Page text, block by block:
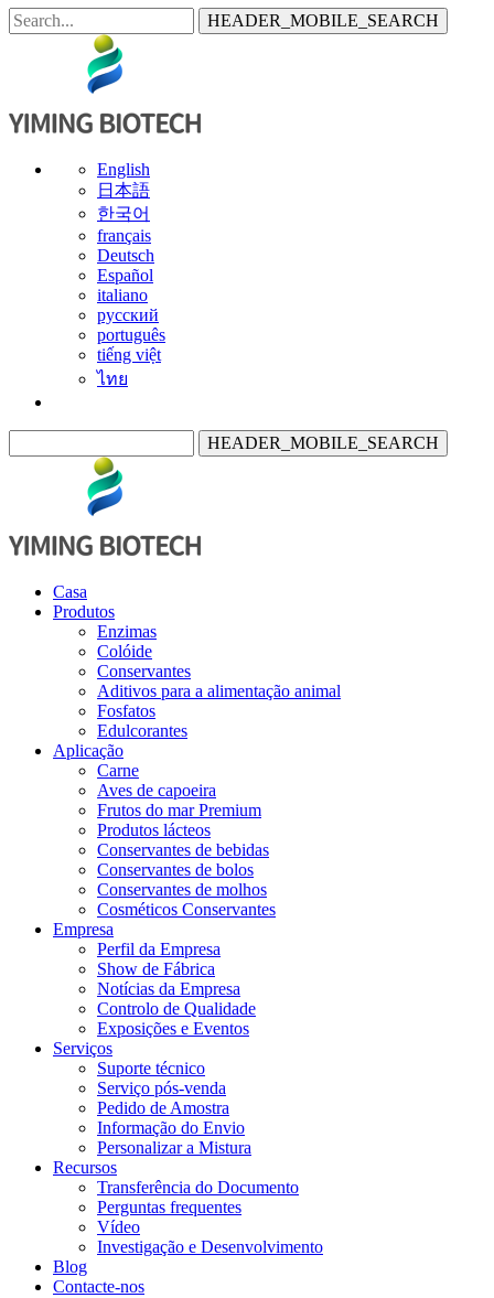
HEADER_MOBILE_SEARCH
English
日本語
한국어
français
Deutsch
Español
italiano
русский
português
tiếng việt
ไทย
HEADER_MOBILE_SEARCH
Casa
Produtos
Enzimas
Colóide
Conservantes
Aditivos para a alimentação animal
Fosfatos
Edulcorantes
Aplicação
Carne
Aves de capoeira
Frutos do mar Premium
Produtos lácteos
Conservantes de bebidas
Conservantes de bolos
Conservantes de molhos
Cosméticos Conservantes
Empresa
Perfil da Empresa
Show de Fábrica
Notícias da Empresa
Controlo de Qualidade
Exposições e Eventos
Serviços
Suporte técnico
Serviço pós-venda
Pedido de Amostra
Informação do Envio
Personalizar a Mistura
Recursos
Transferência do Documento
Perguntas frequentes
Vídeo
Investigação e Desenvolvimento
Blog
Contacte-nos